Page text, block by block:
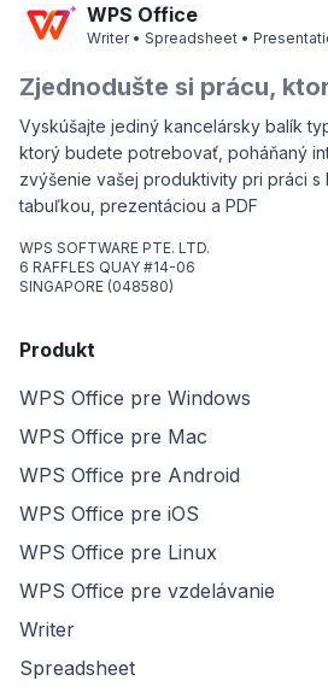
WPS Office
Writer • Spreadsheet •
Zjednodušte si prácu,
Vyskúšajte jediný kancelársky balík
ktorý budete potrebovať, poháňaný
zvýšenie vašej produktivity pri práci s
tabuľkou, prezentáciou a PDF
WPS SOFTWARE PTE. LTD.
6 RAFFLES QUAY #14-06
SINGAPORE (048580)
Produkt
WPS Office pre Windows
WPS Office pre Mac
WPS Office pre Android
WPS Office pre iOS
WPS Office pre Linux
WPS Office pre vzdelávanie
Writer
Spreadsheet